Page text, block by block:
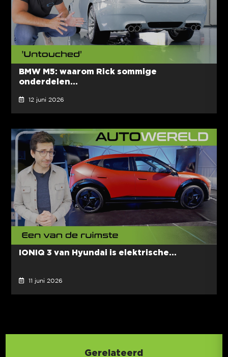
BMW M5: waarom Rick sommige
onderdelen...
12 juni 2026
IONIQ 3 van Hyundai is elektrische...
11 juni 2026
Gerelateerd